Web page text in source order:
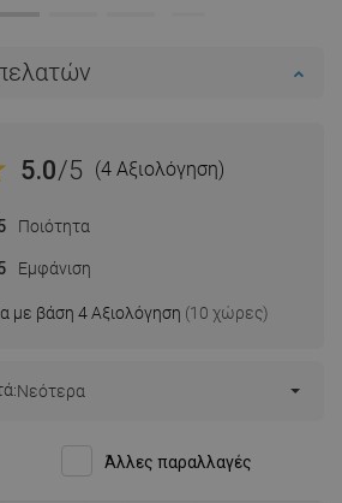
5.0/5 (4 Αξιολόγηση)
με βάση 4 Αξιολόγηση (10 χώρες)
Ποιότητα
Εμφάνιση
Άλλες παραλλαγές
Νεότερα